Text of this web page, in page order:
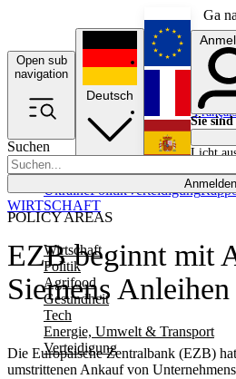
Ga
Open sub
navigation
Suchen
Anmelden
POLICY AREAS
Wirtschaft
Politik
Agrifood
Gesundheit
Tech
Energie, Umwelt & Transport
Verteidigung
UkrainePolitikVerteidigung
Deutsch
English
Français
Sie
Licht
EZB beginnt mit
Siemens Anleihen
Die Europäische Zentralbank (EZB)
umstrittenen Ankauf von
WIRTSCHAFT